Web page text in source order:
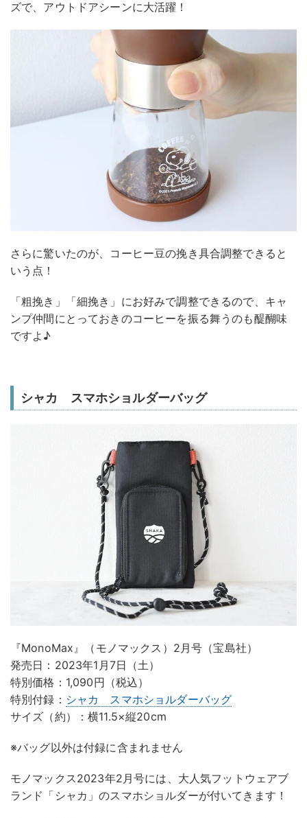
ズで、アウトドアシーンに大活躍！
さらに驚いたのが、コーヒー豆の挽き具合調整できると
いう点！
「粗挽き」「細挽き」にお好みで調整できるので、キャ
ンプ仲間にとっておきのコーヒーを振る舞うのも醍醐味
ですよ♪
シャカ スマホショルダーバッグ
『MonoMax』（モノマックス）2月号（宝島社）
発売日：2023年1月7日（土）
特別価格：1,090円（税込）
特別付録： シャカ スマホショルダーバッグ
サイズ（約）：横11.5×縦20cm
※バッグ以外は付録に含まれません
モノマックス2023年2月号には、大人気フットウェアブ
ランド「シャカ」のスマホショルダーが付いてきます！